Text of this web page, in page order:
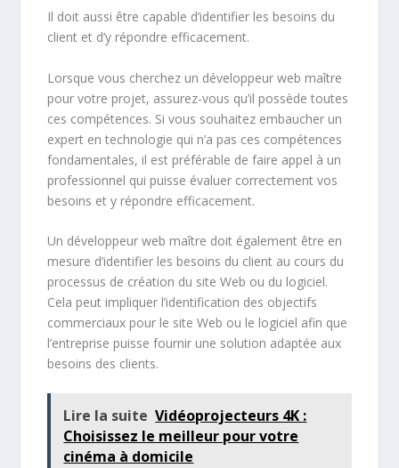
Il doit aussi être capable d’identifier les besoins du
client et d’y répondre efficacement.
Lorsque vous cherchez un développeur web maître
pour votre projet, assurez-vous qu’il possède toutes
ces compétences. Si vous souhaitez embaucher un
expert en technologie qui n’a pas ces compétences
fondamentales, il est préférable de faire appel à un
professionnel qui puisse évaluer correctement vos
besoins et y répondre efficacement.
Un développeur web maître doit également être en
mesure d’identifier les besoins du client au cours du
processus de création du site Web ou du logiciel.
Cela peut impliquer l’identification des objectifs
commerciaux pour le site Web ou le logiciel afin que
l’entreprise puisse fournir une solution adaptée aux
besoins des clients.
Lire la suite Vidéoprojecteurs 4K :
Choisissez le meilleur pour votre
cinéma à domicile